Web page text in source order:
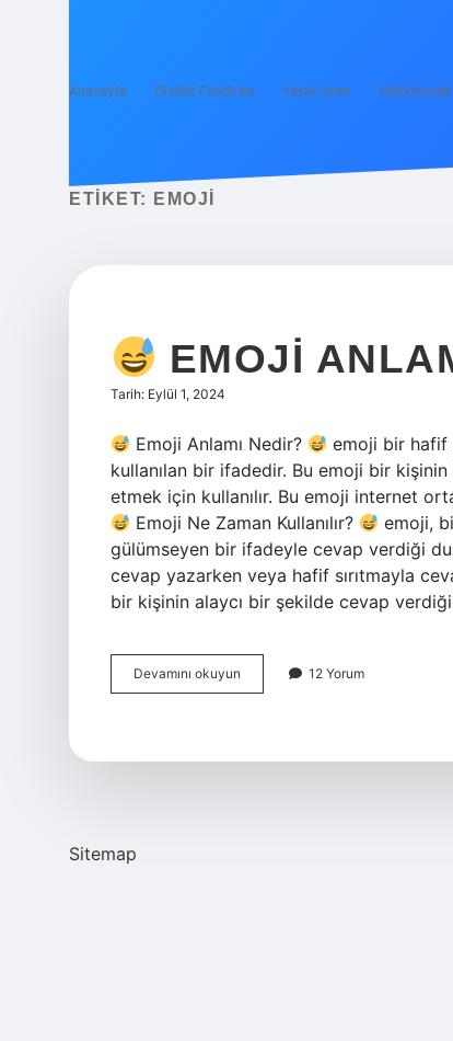
Anasayfa Gizlilik Politikası Yasal Uyarı Hakkımızda
ETIKET: EMOJI
EMOJI
Tarih: Eylül 1, 2024
Emoji Anlamı Nedir?
emoji bir hafif
kullanılan bir ifadedir. Bu emoji bir
etmek için kullanılır. Bu emoji internet
Emoji Ne Zaman Kullanılır?
emoji,
gülümseyen bir ifadeyle cevap verdiği
cevap yazarken veya hafif sırıtmayla
bir kişinin alaycı bir şekilde cevap
Devamını okuyun
emoji
12 Yorum
Sitemap